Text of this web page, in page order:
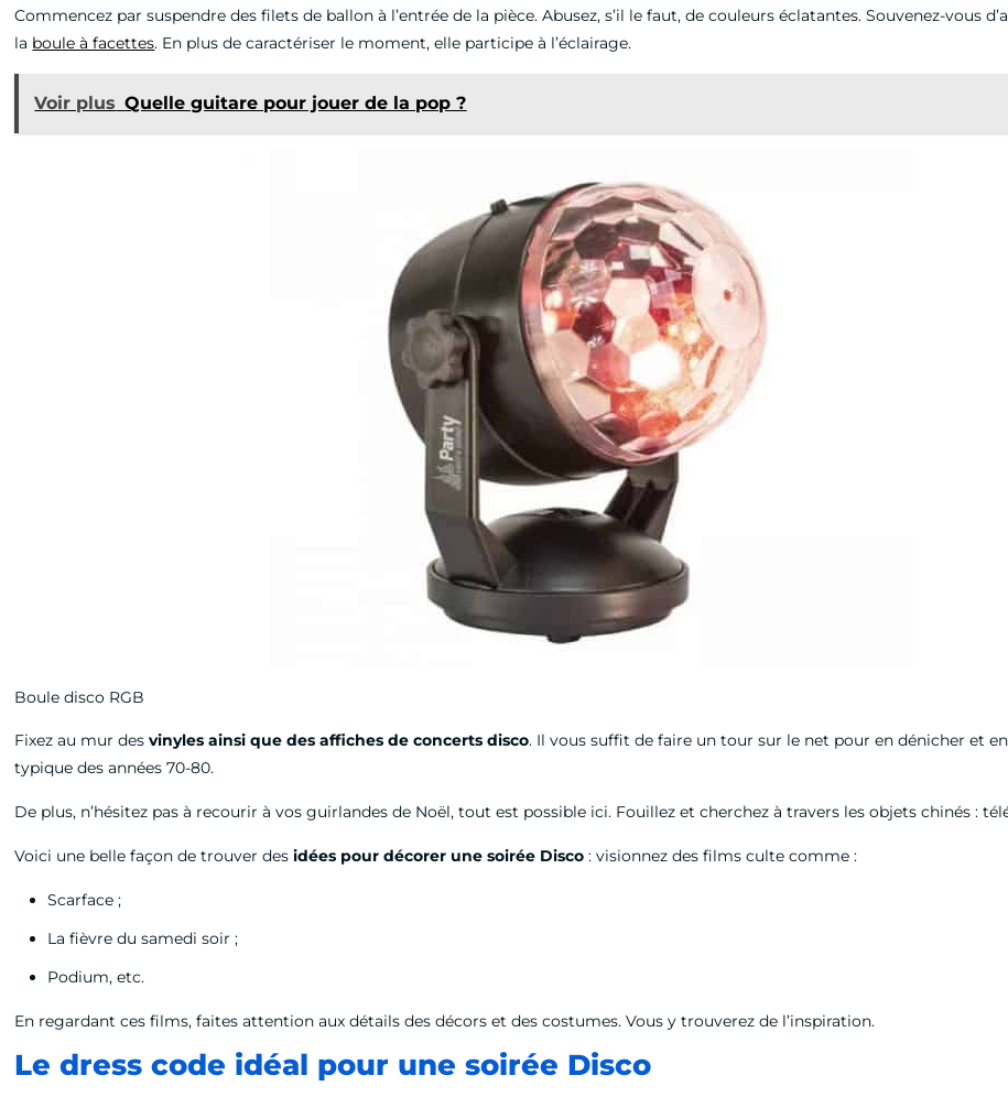
Commencez par suspendre des filets de ballon à l’entrée de la pièce. Abusez, s’il le faut, de couleurs éclatantes. Souvenez-vous
la boule à facettes. En plus de caractériser le moment, elle participe à l’éclairage.
Voir plus Quelle guitare pour jouer de la pop ?
Boule disco RGB
Fixez au mur desvinyles ainsi que des affiches de concerts disco. Il vous suffit de faire un tour sur le net pour en dénicher et
typique des années 70-80.
De plus, n’hésitez pas à recourir à vos guirlandes de Noël, tout est possible ici. Fouillez et cherchez à travers les objets chinés :
Voici une belle façon de trouver desidées pour décorer une soirée Disco: visionnez des films culte comme :
Scarface ;
La fièvre du samedi soir ;
Podium, etc.
En regardant ces films, faites attention aux détails des décors et des costumes. Vous y trouverez de l’inspiration.
Le dress code idéal pour une soirée Disco